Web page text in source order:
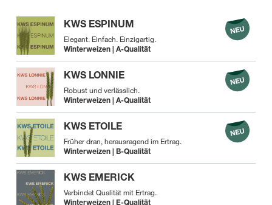
KWS ESPINUM
Elegant. Einfach. Einzigartig.
Winterweizen | A-Qualität
KWS LONNIE
Robust und verlässlich.
Winterweizen | A-Qualität
KWS ETOILE
Früher dran, herausragend im Ertrag.
Winterweizen | B-Qualität
KWS EMERICK
Verbindet Qualität mit Ertrag.
Winterweizen | E-Qualität